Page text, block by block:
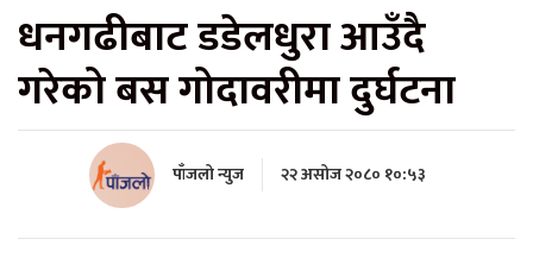
धनगढीबाट डडेलधुरा आउँदै
गरेको बस गोदावरीमा दुर्घटना
पाँजलो न्युज २२ असोज २०८० १०:५३